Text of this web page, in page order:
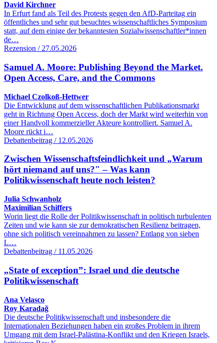
David Kirchner
In Erfurt fand als Teil des Protests gegen den AfD-Parteitag ein
öffentliches und sehr gut besuchtes wissenschaftliches Symposium
statt, auf dem einige der bekanntesten Sozialwissenschaftler*innen
de…
Rezension / 27.05.2026
Samuel A. Moore: Publishing Beyond the Market.
Open Access, Care, and the Commons
Michael Czolkoß-Hettwer
Die Entwicklung auf dem wissenschaftlichen Publikationsmarkt
geht in Richtung Open Access, doch der Markt wird weiterhin von
einer Handvoll kommerzieller Akteure kontrolliert. Samuel A.
Moore rückt i…
Debattenbeitrag / 12.05.2026
Zwischen Wissenschaftsfeindlichkeit und „Warum
hört niemand auf uns?" – Was kann
Politikwissenschaft heute noch leisten?
Julia Schwanholz
Maximilian Schiffers
Worin liegt die Rolle der Politikwissenschaft in politisch turbulenten
Zeiten und wie kann sie zur demokratischen Resilienz beitragen,
ohne sich politisch vereinnahmen zu lassen? Entlang von sieben
L…
Debattenbeitrag / 11.05.2026
„State of exception”: Israel und die deutsche
Politikwissenschaft
Ana Velasco
Roy Karadağ
Die deutsche Politikwissenschaft und insbesondere die
Internationalen Beziehungen haben ein großes Problem in ihrem
Umgang mit dem Israel-Palästina-Konflikt und den Kriegen Israels,